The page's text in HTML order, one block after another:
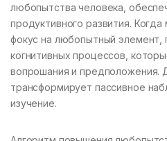
любопытства человека,
продуктивного развития.
фокус на любопытный элемент,
когнитивных процессов,
вопрошания и предположения.
трансформирует пассивное
изучение.